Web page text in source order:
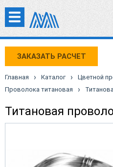
ЗАКАЗАТЬ РАСЧЕТ
Главная › Каталог › Цветной
Проволока титановая ›
Титановая